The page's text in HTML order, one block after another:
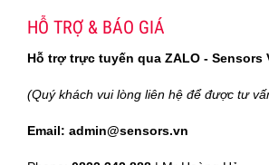
HỖ TRỢ & BÁO GIÁ
Hỗ trợ trực tuyến qua ZALO - Sensors
(Quý khách vui lòng liên hệ để được tư
Email: admin@sensors.vn